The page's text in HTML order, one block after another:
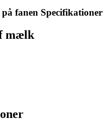
fanen Specifikationer
mælk